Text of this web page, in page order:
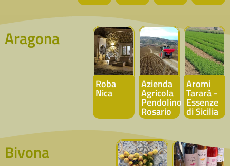
Aragona
Roba
Nica
Azienda
Agricola
Pendolino
Rosario
Aromi
Tararà -
Essenze
di Sicilia
Bivona